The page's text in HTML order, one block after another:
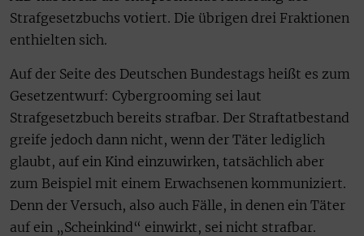
Strafgesetzbuchs votiert. Die übrigen drei Fraktionen
enthielten sich.
Auf der Seite des Deutschen Bundestags heißt es zum
Gesetzentwurf: Cybergrooming sei laut
Strafgesetzbuch bereits strafbar. Der Straftatbestand
greife jedoch dann nicht, wenn der Täter lediglich
glaubt, auf ein Kind einzuwirken, tatsächlich aber
zum Beispiel mit einem Erwachsenen kommuniziert.
Denn der Versuch, also auch Fälle, in denen ein Täter
auf ein „Scheinkind“ einwirkt, sei nicht strafbar.